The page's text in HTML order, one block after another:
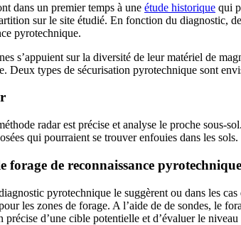
dans un premier temps à une étude historique qui
sur le site étudié. En fonction du diagnostic,
pyrotechnique.
s’appuient sur la diversité de leur matériel de
Deux types de sécurisation pyrotechnique sont
radar est précise et analyse le proche sous-
qui pourraient se trouver enfouies dans les sols.
forage de reconnaissance pyrotechnique
pyrotechnique le suggèrent ou dans les
les zones de forage. A l’aide de de sondes, le
précise d’une cible potentielle et d’évaluer le